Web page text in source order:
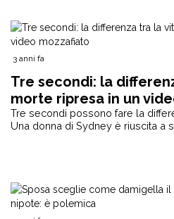
3 anni fa
Tre secondi: la
morte ripresa in un
Tre secondi possono fare la
Una donna di Sydney è riuscita a